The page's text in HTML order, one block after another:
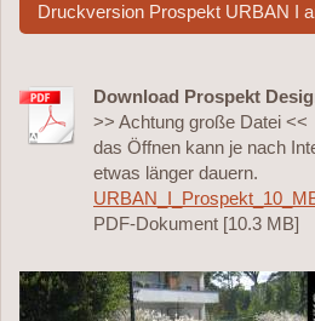
Druckversion Prospekt URBAN I
Download Prospekt
>> Achtung große Datei <<
das Öffnen kann je nach
etwas länger dauern.
PDF-Dokument [10.3 MB]